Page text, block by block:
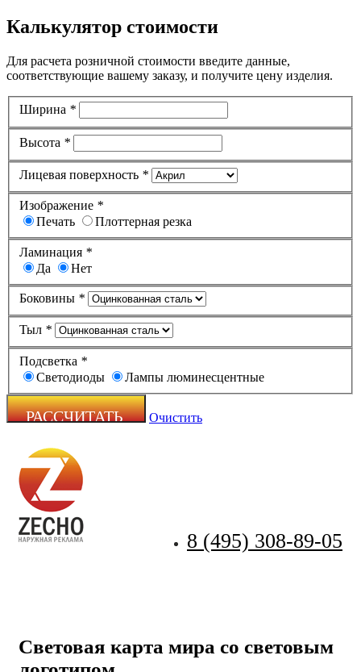
Калькулятор стоимости
Для расчета розничной стоимости введите данные,
соответствующие вашему заказу, и получите цену изделия.
Ширина *
Высота *
Лицевая поверхность *
Изображение *
Печать
Плоттерная резка
Ламинация *
Да
Нет
Боковины *
Тыл *
Подсветка *
Светодиоды
Лампы люминесцентные
Очистить
8 (495) 308-89-05
Световая карта мира со световым